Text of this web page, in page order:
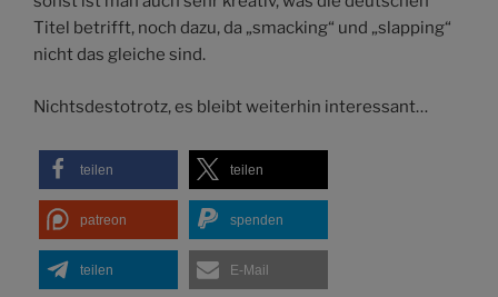
Titel betrifft, noch dazu, da „smacking“ und „slapping“
nicht das gleiche sind.
Nichtsdestotrotz, es bleibt weiterhin interessant…
teilen teilen
patreon spenden
teilen E-Mail